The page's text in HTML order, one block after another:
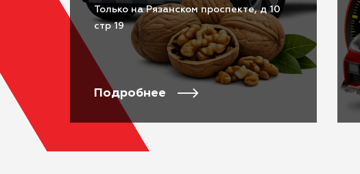
Только на Рязанском проспекте, д 10
стр 19
Подробнее